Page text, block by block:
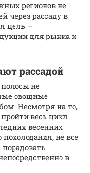
регионов не
через рассаду в
цель —
для рынка и
рассадой
не
овощные
Несмотря на то,
весь цикл
весенних
похолодания, не все
в